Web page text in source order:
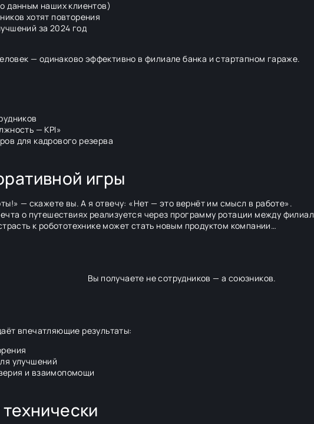
данным наших клиентов)
хотят повторения
за 2024 год
— одинаково эффективно в филиале банка и стартапном гараже.
— KPI»
для кадрового резерва
игры
— скажете вы. А я отвечу: «Нет — это вернёт им смысл в работе».
о путешествиях реализуется через программу ротации между
к робототехнике может стать новым продуктом компании…
Вы получаете не сотрудников — а союзников.
впечатляющие результаты:
улучшений
и взаимопомощи